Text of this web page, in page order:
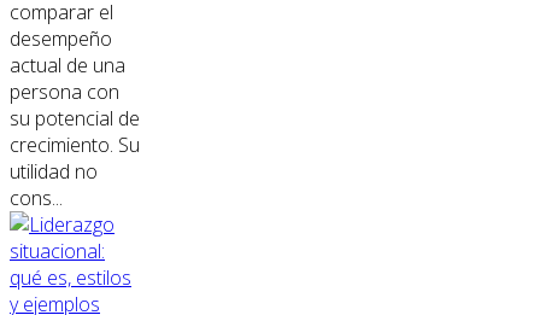
comparar el
desempeño
actual de una
persona con
su potencial de
crecimiento. Su
utilidad no
cons...